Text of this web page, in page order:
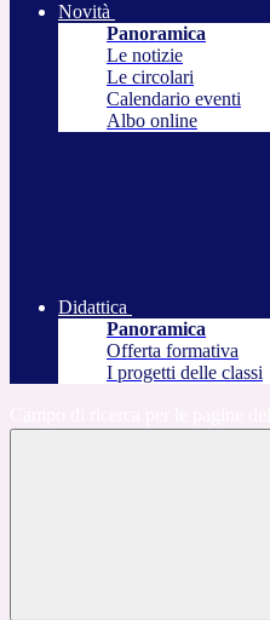
Novità
Panoramica
Le notizie
Le circolari
Calendario eventi
Albo online
Didattica
Panoramica
Offerta formativa
I progetti delle classi